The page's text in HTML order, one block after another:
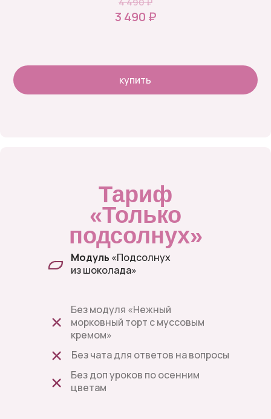
3 490 ₽
купить
Тариф
«Только
подсолнух»
Модуль «Подсолнух
из шоколада»
Без модуля «Нежный
морковный торт с муссовым
кремом»
Без чата для ответов на вопросы
Без доп уроков по осенним
цветам